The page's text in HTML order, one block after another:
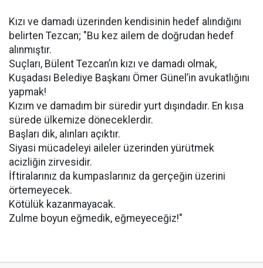
Kızı ve damadı üzerinden kendisinin hedef alındığını
belirten Tezcan; "Bu kez ailem de doğrudan hedef
alınmıştır.
Suçları, Bülent Tezcan’ın kızı ve damadı olmak,
Kuşadası Belediye Başkanı Ömer Günel’in avukatlığını
yapmak!
Kızım ve damadım bir süredir yurt dışındadır. En kısa
sürede ülkemize döneceklerdir.
Başları dik, alınları açıktır.
Siyasi mücadeleyi aileler üzerinden yürütmek
acizliğin zirvesidir.
İftiralarınız da kumpaslarınız da gerçeğin üzerini
örtemeyecek.
Kötülük kazanmayacak.
Zulme boyun eğmedik, eğmeyeceğiz!"